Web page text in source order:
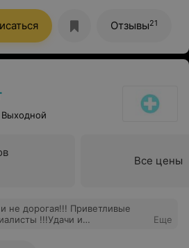
Отзывы21
Выходной
Все цены
не дорогая!!! Приветливые
!!!Удачи и
Еще